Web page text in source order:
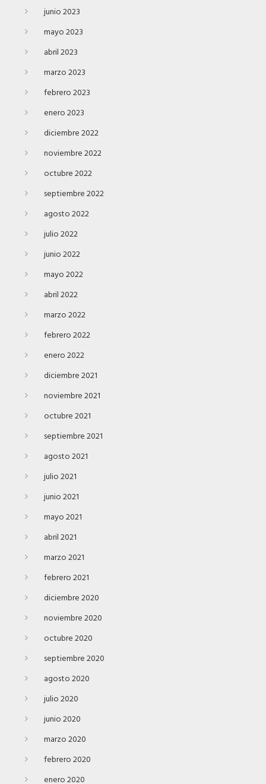
junio 2023
mayo 2023
abril 2023
marzo 2023
febrero 2023
enero 2023
diciembre 2022
noviembre 2022
octubre 2022
septiembre 2022
agosto 2022
julio 2022
junio 2022
mayo 2022
abril 2022
marzo 2022
febrero 2022
enero 2022
diciembre 2021
noviembre 2021
octubre 2021
septiembre 2021
agosto 2021
julio 2021
junio 2021
mayo 2021
abril 2021
marzo 2021
febrero 2021
diciembre 2020
noviembre 2020
octubre 2020
septiembre 2020
agosto 2020
julio 2020
junio 2020
marzo 2020
febrero 2020
enero 2020